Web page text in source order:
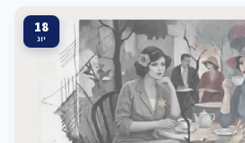
18
יונ